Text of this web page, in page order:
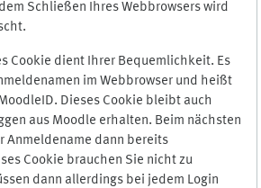
Schließen Ihres Webbrowsers wird
Cookie dient Ihrer Bequemlichkeit. Es
im Webbrowser und heißt
Dieses Cookie bleibt auch
aus Moodle erhalten. Beim nächsten
Anmeldename dann bereits
Cookie brauchen Sie nicht zu
dann allerdings bei jedem Login